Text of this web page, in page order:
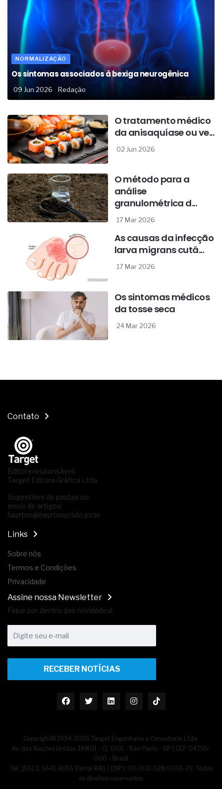
NORMALIZAÇÃO
Os sintomas associados à bexiga neurogênica
09 Jun 2026 Redação
O tratamento médico
da anisaquíase ou ve...
02 Jun 2026
O método para a
análise
granulométrica d...
17 Mar 2026
As causas da infecção
larva migrans cutâ...
17 Mar 2026
Os sintomas médicos
da tosse seca
24 Mar 2026
Contato
Editora responsável:
Target Editora Gráfica Ltda.
Sugestões de pautas ou
envio de artigos:
hayrton@hayrtonprado.jor.br
Links
Sobre nós
Termos e Condições
Privacidade
Assine nossa Newsletter
Fique por dentro das novidades!
RECEBER NOTÍCIAS
Copyright© 1994-2026 Target Engenharia e Consultoria Ltda.
Av. das Nações Unidas, 18801 - Cj. 1501 - São Paulo - SP | CEP 04795-
000 - Brasil
Tel.: [55] 11 5641.4655 Ramal 881 | CNPJ: 00.000.028/0001-29. Todos
os direitos reservados.